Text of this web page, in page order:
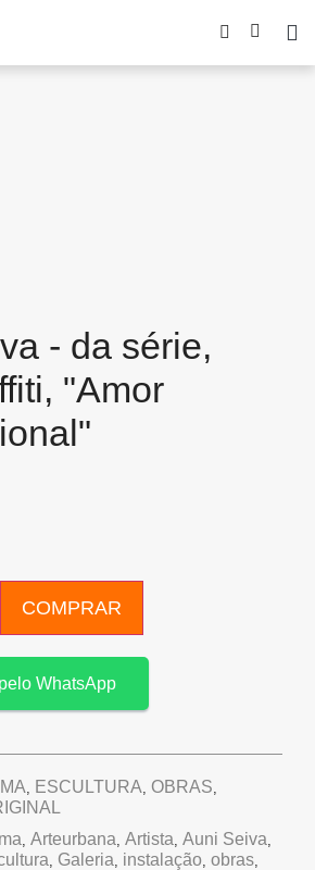
- da série,
"Amor
COMPRAR
WhatsApp
, ESCULTURA, OBRAS,
, Arteurbana, Artista, Auni Seiva,
, Galeria, instalação, obras,